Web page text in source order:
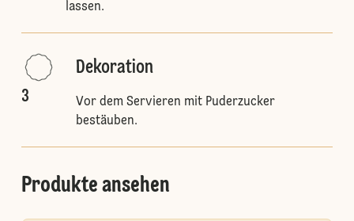
lassen.
3
Dekoration
Vor dem Servieren mit Puderzucker
bestäuben.
Produkte ansehen